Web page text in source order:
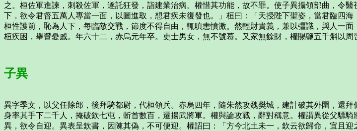
之。桓佐軍進諫，刺殺佐軍，遂託狂發，詣建業治病。權惜其功能，故不罪。使子異攝領部曲，令
下，欲令君督五萬人專當一面，以圖進取，想君疾未復發也。」桓曰：「天授陛下聖姿，當君臨四海
桓性護前，恥為人下，每臨敵交戰，節度不得自由，輒嗔恚憤激。然輕財貴義，兼以彊識，與人一
桓疾困，舉營憂戚。年六十二，赤烏元年卒。吏士男女，無不號慕。又家無餘財，權賜鹽五千斛以周
子異
異字季文，以父任除郎，後拜騎都尉，代桓領兵。赤烏四年，隨朱然攻魏樊城，建計破其外圍，還
身率其手下二千人，掩破欽七屯，斬首數百，遷揚武將軍。權與論攻戰，辭對稱意。權謂異從父驃
異，欲令自迎。異表呈欽書，因陳其偽，不可便迎。權詔曰：「方今北土未一，欽云欲歸命，宜且